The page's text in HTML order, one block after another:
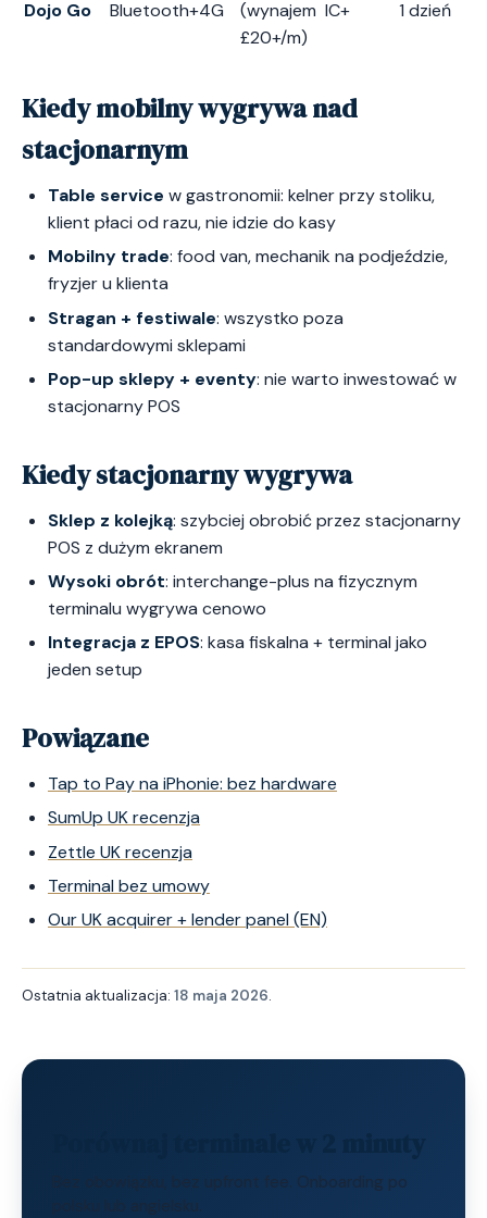
Dojo Go Bluetooth+4G
(wynajem
£20+/m)
IC+ 1 dzień
Kiedy mobilny wygrywa nad
stacjonarnym
Table service w gastronomii: kelner przy stoliku,
klient płaci od razu, nie idzie do kasy
Mobilny trade: food van, mechanik na podjeździe,
fryzjer u klienta
Stragan + festiwale: wszystko poza
standardowymi sklepami
Pop-up sklepy + eventy: nie warto inwestować w
stacjonarny POS
Kiedy stacjonarny wygrywa
Sklep z kolejką: szybciej obrobić przez stacjonarny
POS z dużym ekranem
Wysoki obrót: interchange-plus na fizycznym
terminalu wygrywa cenowo
Integracja z EPOS: kasa fiskalna + terminal jako
jeden setup
Powiązane
Tap to Pay na iPhonie: bez hardware
SumUp UK recenzja
Zettle UK recenzja
Terminal bez umowy
Our UK acquirer + lender panel (EN)
Ostatnia aktualizacja: 18 maja 2026.
Bez obowiązku, bez upfront fee. Onboarding po
polsku lub angielsku.